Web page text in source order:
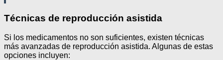
Técnicas de reproducción asistida
Si los medicamentos no son suficientes, existen técnicas
más avanzadas de reproducción asistida. Algunas de estas
opciones incluyen: